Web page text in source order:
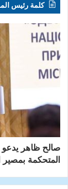
كلمة رئيس
صالح ظاهر يدعو
المتحكمة